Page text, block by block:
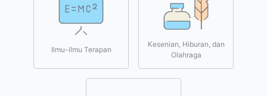
Ilmu-ilmu Terapan
Kesenian, Hiburan, dan
Olahraga